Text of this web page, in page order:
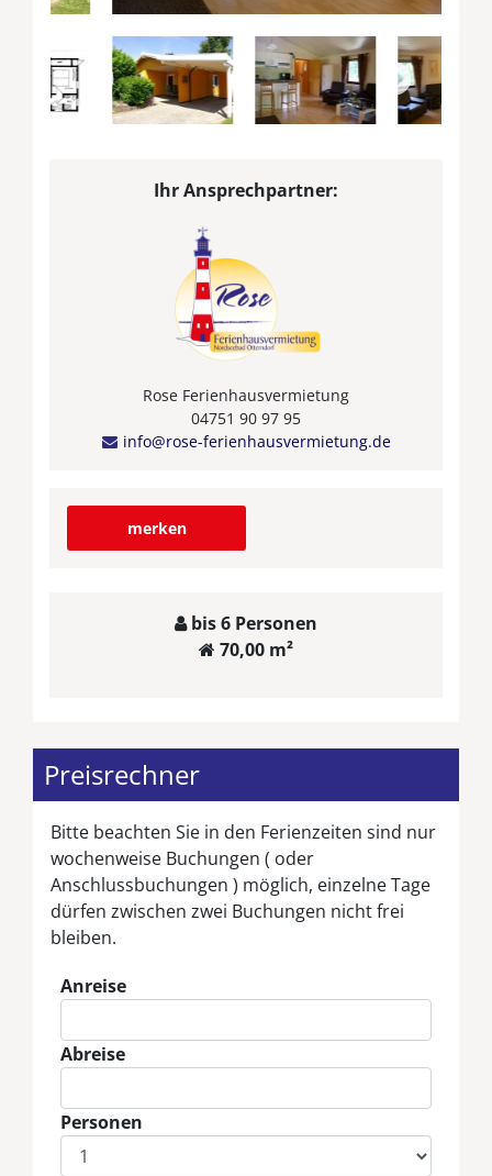
Ihr Ansprechpartner:
Rose Ferienhausvermietung
04751 90 97 95
info@rose-ferienhausvermietung.de
merken
bis 6 Personen
70,00 m²
Preisrechner
Bitte beachten Sie in den Ferienzeiten sind nur
wochenweise Buchungen ( oder
Anschlussbuchungen ) möglich, einzelne Tage
dürfen zwischen zwei Buchungen nicht frei
bleiben.
Anreise
Abreise
Personen
Eingabe Personen